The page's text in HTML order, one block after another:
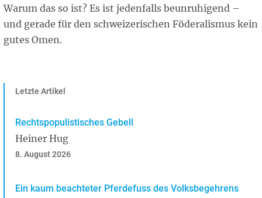
Warum das so ist? Es ist jedenfalls beunruhigend –
und gerade für den schweizerischen Föderalismus kein
gutes Omen.
Letzte Artikel
Rechtspopulistisches Gebell
Heiner Hug
8. August 2026
Ein kaum beachteter Pferdefuss des Volksbegehrens